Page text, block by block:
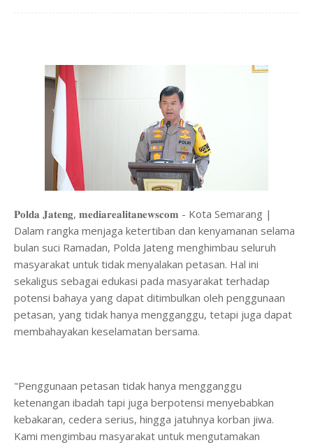
𝐏𝐨𝐥𝐝𝐚 𝐉𝐚𝐭𝐞𝐧𝐠, 𝐦𝐞𝐝𝐢𝐚𝐫𝐞𝐚𝐥𝐢𝐭𝐚𝐧𝐞𝐰𝐬𝐜𝐨𝐦 - Kota Semarang |
Dalam rangka menjaga ketertiban dan kenyamanan selama
bulan suci Ramadan, Polda Jateng menghimbau seluruh
masyarakat untuk tidak menyalakan petasan. Hal ini
sekaligus sebagai edukasi pada masyarakat terhadap
potensi bahaya yang dapat ditimbulkan oleh penggunaan
petasan, yang tidak hanya mengganggu, tetapi juga dapat
membahayakan keselamatan bersama.
"Penggunaan petasan tidak hanya mengganggu
ketenangan ibadah tapi juga berpotensi menyebabkan
kebakaran, cedera serius, hingga jatuhnya korban jiwa.
Kami mengimbau masyarakat untuk mengutamakan